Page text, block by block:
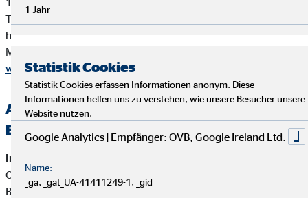
Tel. 0180 / 6005850 (20 Cent/Anruf aus dem dt. Festnetz,
höchstens 60 Cent/Anruf aus Mobilfunknetzen)
Mail
www.dihk.de, www.vermittlerregister.info
Alternative Streitbeilegung —
Beschwerde-/Schlichtungsstellen
Interne Beschwerdestelle:
OVB Vermögensberatung AG
Bereich Außendienstbetreuung
1 Jahr
Statistik Cookies
Statistik Cookies erfassen Informationen anonym. Diese
Informationen helfen uns zu verstehen, wie unsere Besucher unsere
Website nutzen.
Google Analytics | Empfänger: OVB, Google Ireland Ltd.
Name:
_ga, _gat_UA-41411249-1, _gid